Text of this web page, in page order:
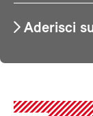
Aderisci